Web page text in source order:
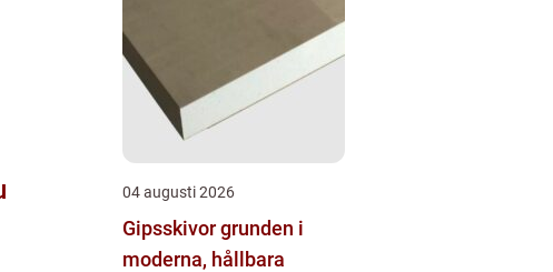
04 augusti 2026
Gipsskivor grunden i
moderna, hållbara